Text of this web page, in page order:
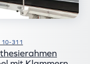
10-311